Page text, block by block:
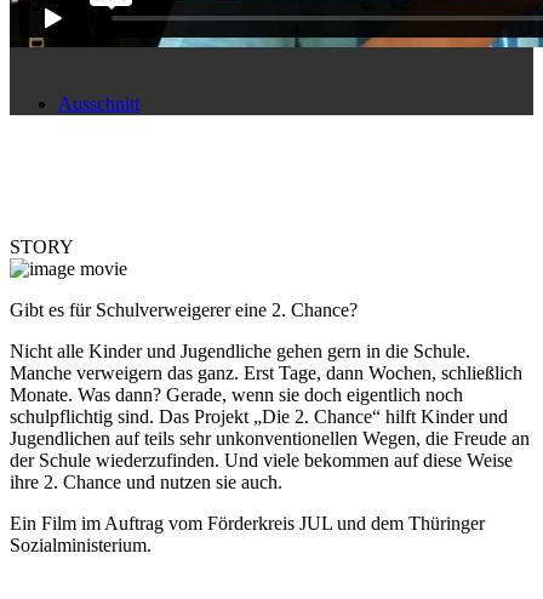
Ausschnitt
STORY
Gibt es für Schulverweigerer eine 2. Chance?
Nicht alle Kinder und Jugendliche gehen gern in die Schule.
Manche verweigern das ganz. Erst Tage, dann Wochen, schließlich
Monate. Was dann? Gerade, wenn sie doch eigentlich noch
schulpflichtig sind. Das Projekt „Die 2. Chance“ hilft Kinder und
Jugendlichen auf teils sehr unkonventionellen Wegen, die Freude an
der Schule wiederzufinden. Und viele bekommen auf diese Weise
ihre 2. Chance und nutzen sie auch.
Ein Film im Auftrag vom Förderkreis JUL und dem Thüringer
Sozialministerium.